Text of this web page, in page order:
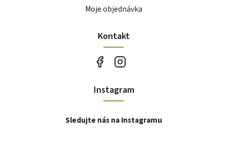
Moje objednávka
Kontakt
Instagram
Sledujte nás na Instagramu